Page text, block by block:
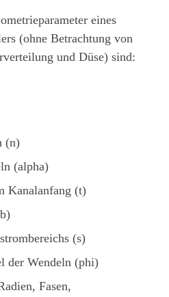
eines
(ohne Betrachtung von
und Düse) sind:
(n)
(alpha)
Kanalanfang (t)
(s)
der Wendeln (phi)
Fasen,